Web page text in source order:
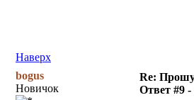
Наверх
bogus
Новичок
Re:
Ответ #9 -